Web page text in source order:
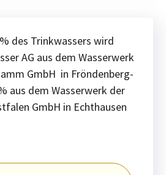
des Trinkwassers wird
AG aus dem Wasserwerk
GmbH in Fröndenberg-
aus dem Wasserwerk der
GmbH in Echthausen